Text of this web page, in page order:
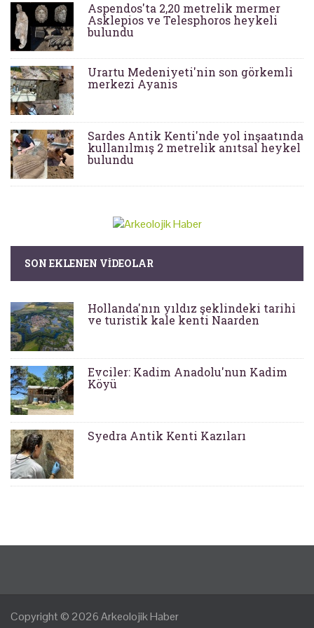
Aspendos'ta 2,20 metrelik mermer
Asklepios ve Telesphoros heykeli
bulundu
Urartu Medeniyeti'nin son görkemli
merkezi Ayanis
Sardes Antik Kenti'nde yol inşaatında
kullanılmış 2 metrelik anıtsal heykel
bulundu
SON EKLENEN VIDEOLAR
Hollanda'nın yıldız şeklindeki tarihi
ve turistik kale kenti Naarden
Evciler: Kadim Anadolu'nun Kadim
Köyü
Syedra Antik Kenti Kazıları
Copyright © 2026Arkeolojik Haber